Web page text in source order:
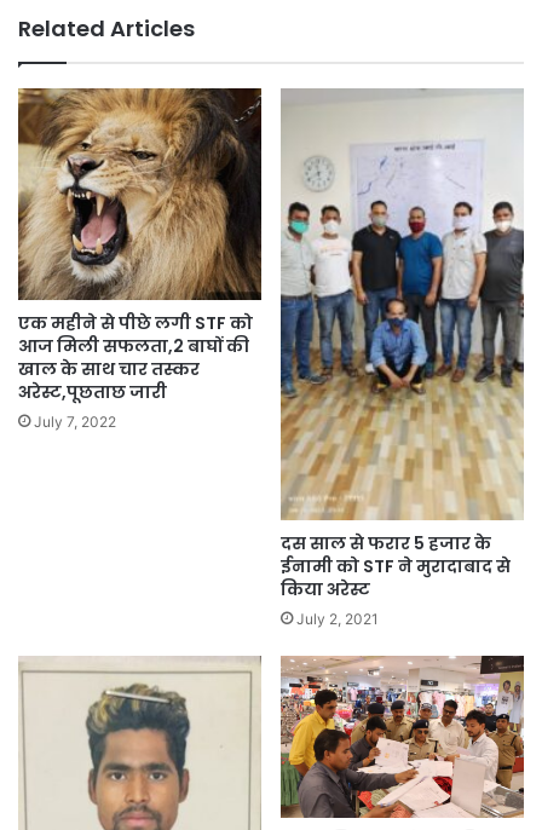
Related Articles
एक महीने से पीछे लगी STF को
आज मिली सफलता,2 बाघों की
खाल के साथ चार तस्कर
अरेस्ट,पूछताछ जारी
July 7, 2022
दस साल से फरार 5 हजार के
ईनामी को STF ने मुरादाबाद से
किया अरेस्ट
July 2, 2021